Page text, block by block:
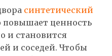
синтетический
повышает ценность
и становится
и соседей. Чтобы